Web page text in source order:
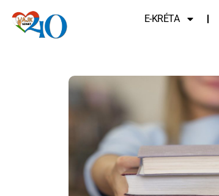
E-KRÉTA